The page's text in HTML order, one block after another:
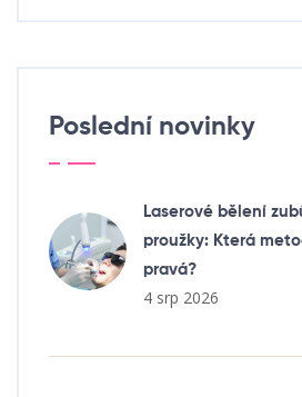
Poslední novinky
Laserové bělení
proužky: Která
pravá?
4 srp 2026